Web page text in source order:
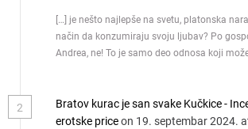
[…] je nešto najlepše na svetu, platonska
način da konzumiraju svoju ljubav? Po
Andrea, ne! To je samo deo odnosa koji
2
Bratov kurac je san svake Kučkice -
erotske priceon 19. septembar 2024.